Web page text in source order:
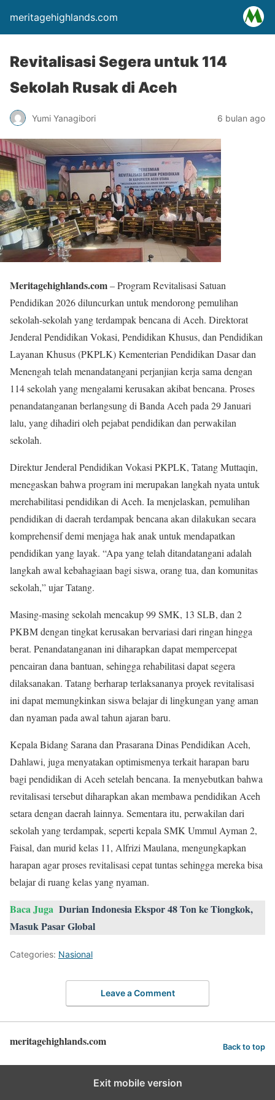
meritagehighlands.com
Revitalisasi Segera untuk 114
Sekolah Rusak di Aceh
Yumi Yanagibori 6 bulan ago
Meritagehighlands.com– Program Revitalisasi Satuan
Pendidikan 2026 diluncurkan untuk mendorong pemulihan
sekolah-sekolah yang terdampak bencana di Aceh. Direktorat
Jenderal Pendidikan Vokasi, Pendidikan Khusus, dan Pendidikan
Layanan Khusus (PKPLK) Kementerian Pendidikan Dasar dan
Menengah telah menandatangani perjanjian kerja sama dengan
114 sekolah yang mengalami kerusakan akibat bencana. Proses
penandatanganan berlangsung di Banda Aceh pada 29 Januari
lalu, yang dihadiri oleh pejabat pendidikan dan perwakilan
sekolah.
Direktur Jenderal Pendidikan Vokasi PKPLK, Tatang Muttaqin,
menegaskan bahwa program ini merupakan langkah nyata untuk
merehabilitasi pendidikan di Aceh. Ia menjelaskan, pemulihan
pendidikan di daerah terdampak bencana akan dilakukan secara
komprehensif demi menjaga hak anak untuk mendapatkan
pendidikan yang layak. “Apa yang telah ditandatangani adalah
langkah awal kebahagiaan bagi siswa, orang tua, dan komunitas
sekolah,” ujar Tatang.
Masing-masing sekolah mencakup 99 SMK, 13 SLB, dan 2
PKBM dengan tingkat kerusakan bervariasi dari ringan hingga
berat. Penandatanganan ini diharapkan dapat mempercepat
pencairan dana bantuan, sehingga rehabilitasi dapat segera
dilaksanakan. Tatang berharap terlaksananya proyek revitalisasi
ini dapat memungkinkan siswa belajar di lingkungan yang aman
dan nyaman pada awal tahun ajaran baru.
Kepala Bidang Sarana dan Prasarana Dinas Pendidikan Aceh,
Dahlawi, juga menyatakan optimismenya terkait harapan baru
bagi pendidikan di Aceh setelah bencana. Ia menyebutkan bahwa
revitalisasi tersebut diharapkan akan membawa pendidikan Aceh
setara dengan daerah lainnya. Sementara itu, perwakilan dari
sekolah yang terdampak, seperti kepala SMK Ummul Ayman 2,
Faisal, dan murid kelas 11, Alfrizi Maulana, mengungkapkan
harapan agar proses revitalisasi cepat tuntas sehingga mereka bisa
belajar di ruang kelas yang nyaman.
Baca Juga Durian Indonesia Ekspor 48 Ton ke Tiongkok,
Masuk Pasar Global
Categories: Nasional
Leave a Comment
meritagehighlands.com Back to top
Exit mobile version